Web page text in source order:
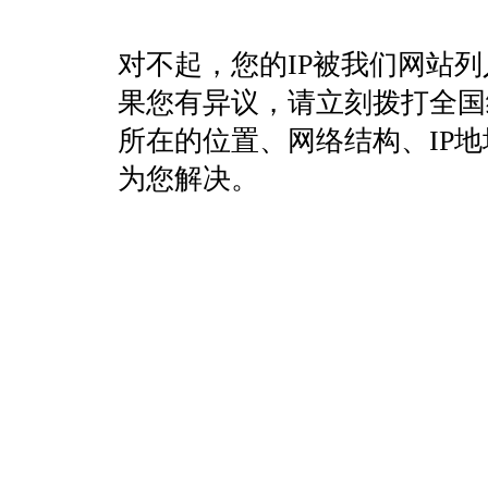
对不起，您的IP被我们网站
果您有异议，请立刻拨打全
所在的位置、网络结构、IP
为您解决。